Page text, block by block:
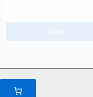
Сброс